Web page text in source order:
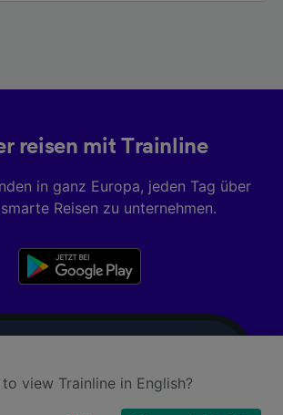
reisen mit Trainline
in ganz Europa, jeden Tag über
Reisen zu unternehmen.
view Trainline in English?